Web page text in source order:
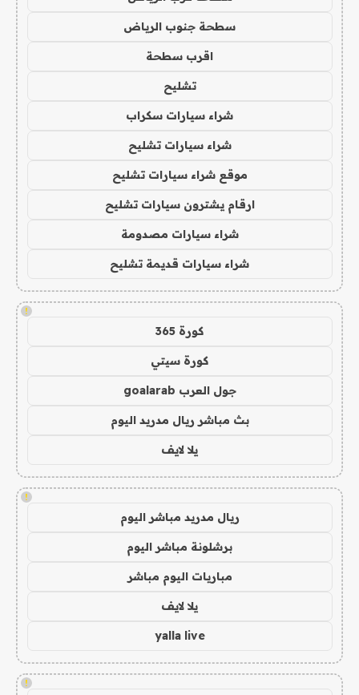
سطحة جنوب الرياض
اقرب سطحة
تشليح
شراء سيارات سكراب
شراء سيارات تشليح
موقع شراء سيارات تشليح
ارقام يشترون سيارات تشليح
شراء سيارات مصدومة
شراء سيارات قديمة تشليح
!
كورة 365
كورة سيتي
جول العرب goalarab
بث مباشر ريال مدريد اليوم
يلا لايف
!
ريال مدريد مباشر اليوم
برشلونة مباشر اليوم
مباريات اليوم مباشر
يلا لايف
yalla live
!